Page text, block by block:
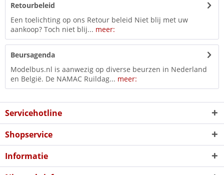
Retourbeleid
Een toelichting op ons Retour beleid Niet blij met uw
aankoop? Toch niet blij... meer:
Beursagenda
Modelbus.nl is aanwezig op diverse beurzen in Nederland
en België. De NAMAC Ruildag... meer:
Servicehotline
Shopservice
Informatie